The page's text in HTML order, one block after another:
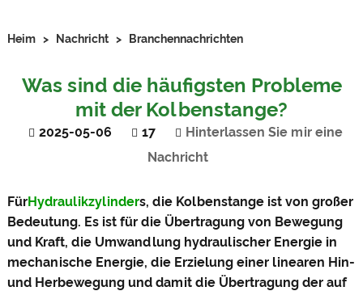
Heim > Nachricht > Branchennachrichten
Was sind die häufigsten Probleme
mit der Kolbenstange?
2025-05-06 17
Hinterlassen Sie mir eine
Nachricht
FürHydraulikzylinders, die Kolbenstange ist von großer
Bedeutung. Es ist für die Übertragung von Bewegung
und Kraft, die Umwandlung hydraulischer Energie in
mechanische Energie, die Erzielung einer linearen Hin-
und Herbewegung und damit die Übertragung der auf